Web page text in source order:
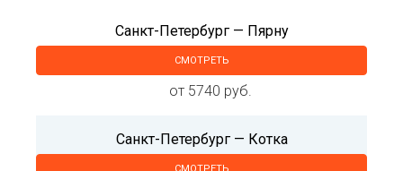
Санкт-Петербург — Пярну
СМОТРЕТЬ
от 5740 руб.
Санкт-Петербург — Котка